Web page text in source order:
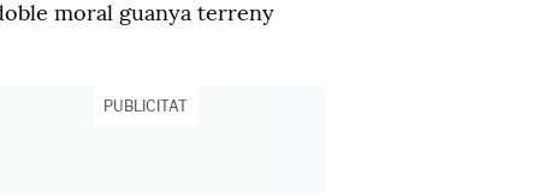
moral guanya terreny
PUBLICITAT